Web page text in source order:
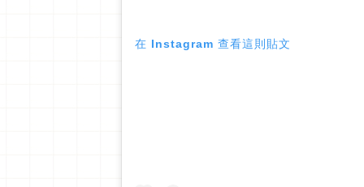
在 Instagram 查看這則貼文